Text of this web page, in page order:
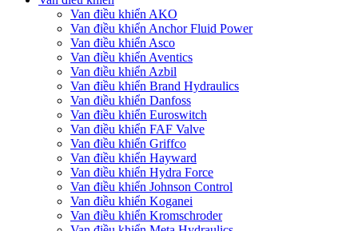
Van điều khiển AKO
Van điều khiển Anchor Fluid Power
Van điều khiển Asco
Van điều khiển Aventics
Van điều khiển Azbil
Van điều khiển Brand Hydraulics
Van điều khiển Danfoss
Van điều khiển Euroswitch
Van điều khiển FAF Valve
Van điều khiển Griffco
Van điều khiển Hayward
Van điều khiển Hydra Force
Van điều khiển Johnson Control
Van điều khiển Koganei
Van điều khiển Kromschroder